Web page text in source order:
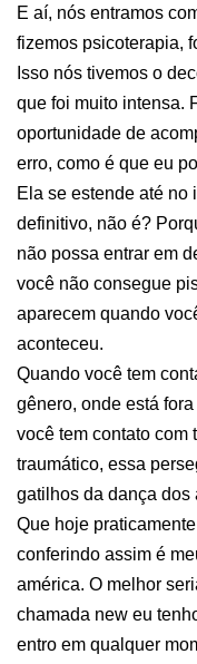
E aí, nós entramos
fizemos psicoterapia,
Isso nós tivemos o
que foi muito intensa.
oportunidade de
erro, como é que eu
Ela se estende até no
definitivo, não é?
não possa entrar em
você não consegue
aparecem quando
aconteceu.
Quando você tem
gênero, onde está
você tem contato com
traumático, essa
gatilhos da dança dos
Que hoje
conferindo assim é
américa. O melhor
chamada new eu
entro em qualquer